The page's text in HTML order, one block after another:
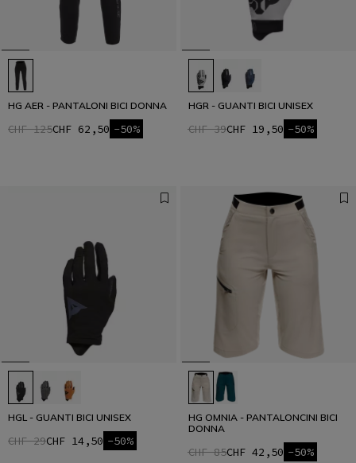
HG AER - PANTALONI BICI DONNA
CHF 125CHF 62,50 -50%
HGR - GUANTI BICI UNISEX
CHF 39CHF 19,50 -50%
HGL - GUANTI BICI UNISEX
CHF 29CHF 14,50 -50%
HG OMNIA - PANTALONCINI BICI
DONNA
CHF 85CHF 42,50 -50%